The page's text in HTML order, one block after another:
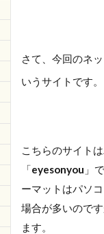
ごに
さて、今回のネ
いうサイトです。
こちらのサイト
「eyesonyou 」
ーマットはパソ
場合が多いので
ます。